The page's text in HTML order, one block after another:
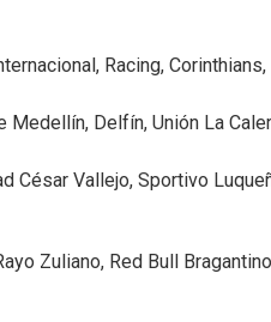
Racing, Corinthians,
Delfín, Unión La
César Vallejo, Sportivo
Zuliano, Red Bull